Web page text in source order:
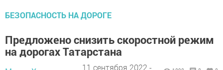
БЕЗОПАСНОСТЬ НА ДОРОГЕ
Предложено снизить скоростной режим
на дорогах Татарстана
11 сентября 2022 -